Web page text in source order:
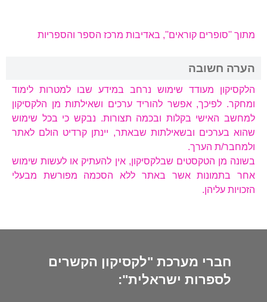
מתוך ''סופרים קוראים'', באדיבות מרכז הספר והספריות
הערה חשובה
הלקסיקון מעודד שימוש נרחב במידע שבו למטרות לימוד
ומחקר. לפיכך, אפשר להוריד ערכים ושאילתות מן הלקסיקון
למחשב האישי בקלות ובכמה תצורות. נבקש כי בכל שימוש
שהוא בערכים ובשאילתות שבאתר, יינתן קרדיט הולם לאתר
ולמחבר/ת הערך.
בשונה מן הטקסטים שבלקסיקון, אין להעתיק או לעשות שימוש
אחר בתמונות אשר באתר ללא הסכמה מפורשת מבעלי
הזכויות עליהן.
חברי מערכת "לקסיקון הקשרים
לספרות ישראלית":